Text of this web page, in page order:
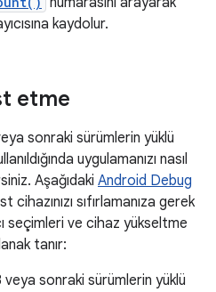
kaydolur.
etme
sonraki sürümlerin yüklü
uygulamanızı nasıl
Aşağıdaki Android Debug
cihazınızı sıfırlamanıza gerek
seçimleri ve cihaz yükseltme
tanır:
sonraki sürümlerin yüklü